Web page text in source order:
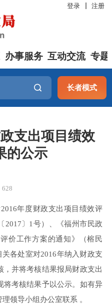
登录 注册
办事服务 互动交流 专题
长者模式
支出项目绩效
的公示
628
2016年度财政支出项目绩效评
〔 2017〕 1 号）、
《福州市民政
价工作方案的通知》 （榕民
关各处室对2016年纳入财政支
，并将考核结果报局财政支出
将考核结果予以公示。如有异
领导小组办公室联系 。